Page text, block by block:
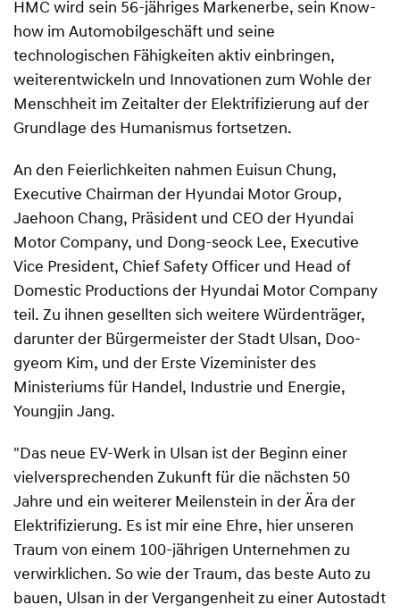
HMC wird sein 56-jähriges Markenerbe, sein Know-
how im Automobilgeschäft und seine
technologischen Fähigkeiten aktiv einbringen,
weiterentwickeln und Innovationen zum Wohle der
Menschheit im Zeitalter der Elektrifizierung auf der
Grundlage des Humanismus fortsetzen.
An den Feierlichkeiten nahmen Euisun Chung,
Executive Chairman der Hyundai Motor Group,
Jaehoon Chang, Präsident und CEO der Hyundai
Motor Company, und Dong-seock Lee, Executive
Vice President, Chief Safety Officer und Head of
Domestic Productions der Hyundai Motor Company
teil. Zu ihnen gesellten sich weitere Würdenträger,
darunter der Bürgermeister der Stadt Ulsan, Doo-
gyeom Kim, und der Erste Vizeminister des
Ministeriums für Handel, Industrie und Energie,
Youngjin Jang.
"Das neue EV-Werk in Ulsan ist der Beginn einer
vielversprechenden Zukunft für die nächsten 50
Jahre und ein weiterer Meilenstein in der Ära der
Elektrifizierung. Es ist mir eine Ehre, hier unseren
Traum von einem 100-jährigen Unternehmen zu
verwirklichen. So wie der Traum, das beste Auto zu
bauen, Ulsan in der Vergangenheit zu einer Autostadt